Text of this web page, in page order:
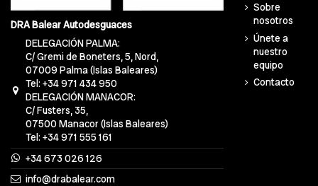
DRA Balear Autodesguaces
DELEGACIÓN PALMA:
C/ Gremi de Boneters, 5, Nord,
07009 Palma (Islas Baleares)
Tel: +34 971 434 950
DELEGACIÓN MANACOR:
C/ Fusters, 35,
07500 Manacor (Islas Baleares)
Tel: +34 971 555 161
+34 673 026 126
info@drabalear.com
Sobre
nosotros
Únete a
nuestro
equipo
Contacto